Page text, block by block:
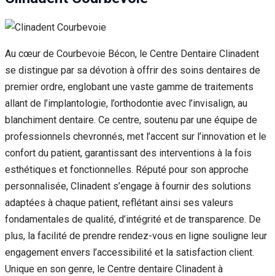
Au cœur de Courbevoie Bécon, le Centre Dentaire Clinadent
se distingue par sa dévotion à offrir des soins dentaires de
premier ordre, englobant une vaste gamme de traitements
allant de l’implantologie, l’orthodontie avec l’invisalign, au
blanchiment dentaire. Ce centre, soutenu par une équipe de
professionnels chevronnés, met l’accent sur l’innovation et le
confort du patient, garantissant des interventions à la fois
esthétiques et fonctionnelles. Réputé pour son approche
personnalisée, Clinadent s’engage à fournir des solutions
adaptées à chaque patient, reflétant ainsi ses valeurs
fondamentales de qualité, d’intégrité et de transparence. De
plus, la facilité de prendre rendez-vous en ligne souligne leur
engagement envers l’accessibilité et la satisfaction client.
Unique en son genre, le Centre dentaire Clinadent à